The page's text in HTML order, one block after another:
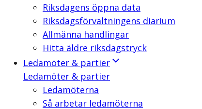
Riksdagens öppna data
Riksdagsförvaltningens diarium
Allmänna handlingar
Hitta äldre riksdagstryck
Ledamöter & partier
Ledamöter & partier
Ledamöterna
Så arbetar ledamöterna